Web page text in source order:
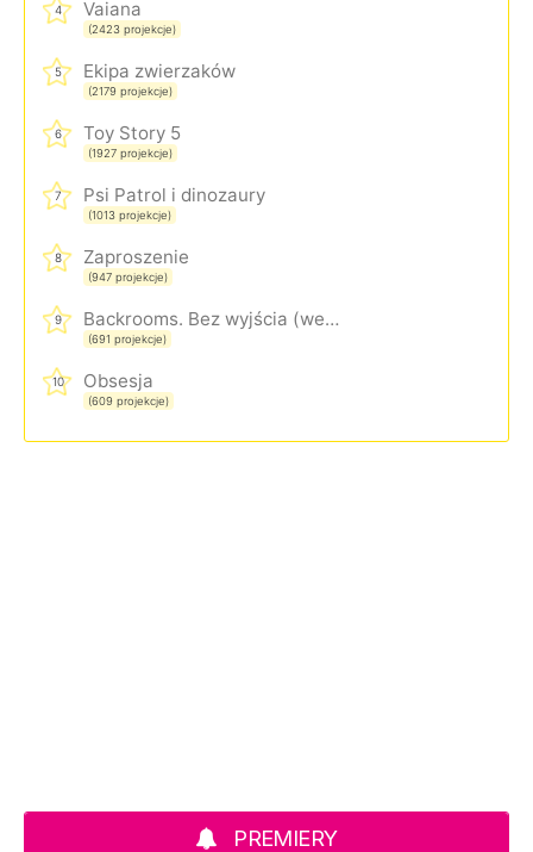
4 Vaiana
(2423 projekcje)
5 Ekipa zwierzaków
(2179 projekcje)
6 Toy Story 5
(1927 projekcje)
7 Psi Patrol i dinozaury
(1013 projekcje)
8 Zaproszenie
(947 projekcje)
9 Backrooms. Bez wyjścia (wersja rozszerzona)
(691 projekcje)
10 Obsesja
(609 projekcje)
PREMIERY